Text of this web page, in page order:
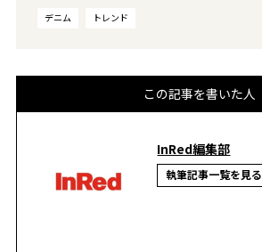
デニム
トレンド
この記事を書いた人
InRed編集部
執筆記事一覧を見る